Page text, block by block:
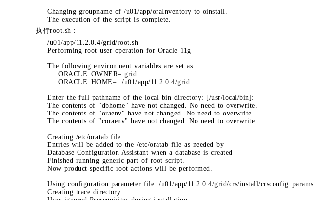
Changing groupname of /u01/app/oraInventory to oinstall.
The execution of the script is complete.
执行root.sh：
/u01/app/11.2.0.4/grid/root.sh
Performing root user operation for Oracle 11g
The following environment variables are set as:
ORACLE_OWNER= grid
ORACLE_HOME= /u01/app/11.2.0.4/grid
Enter the full pathname of the local bin directory: [/usr/local/bin]:
The contents of "dbhome" have not changed. No need to overwrite.
The contents of "oraenv" have not changed. No need to overwrite.
The contents of "coraenv" have not changed. No need to overwrite.
Creating /etc/oratab file...
Entries will be added to the /etc/oratab file as needed by
Database Configuration Assistant when a database is created
Finished running generic part of root script.
Now product-specific root actions will be performed.
Using configuration parameter file: /u01/app/11.2.0.4/grid/crs/install/crsconfig_params
Creating trace directory